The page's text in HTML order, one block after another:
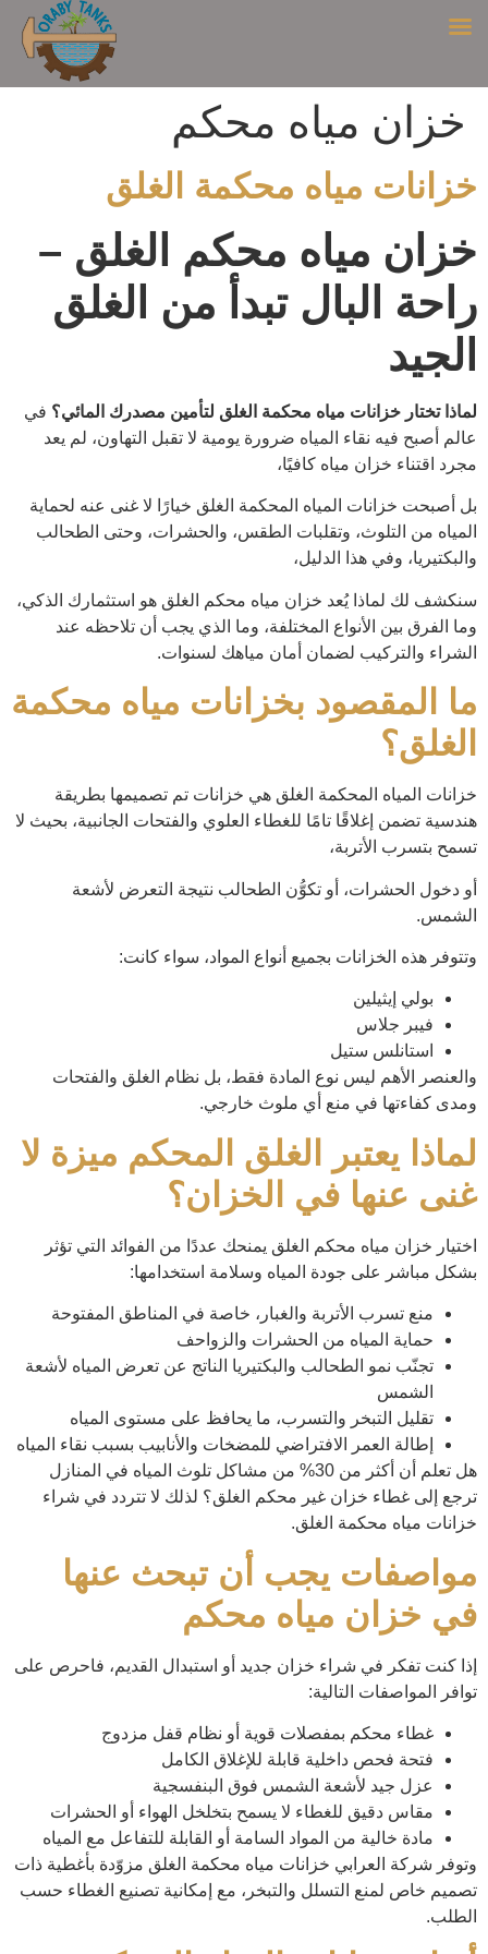
خزان مياه محكم
خزانات مياه محكمة الغلق
خزان مياه محكم الغلق –
راحة البال تبدأ من الغلق
الجيد
لماذا تختار خزانات مياه محكمة الغلق لتأمين مصدرك المائي؟ في
عالم أصبح فيه نقاء المياه ضرورة يومية لا تقبل التهاون، لم يعد
مجرد اقتناء خزان مياه كافيًا،
بل أصبحت خزانات المياه المحكمة الغلق خيارًا لا غنى عنه لحماية
المياه من التلوث، وتقلبات الطقس، والحشرات، وحتى الطحالب
والبكتيريا، وفي هذا الدليل،
سنكشف لك لماذا يُعد خزان مياه محكم الغلق هو استثمارك الذكي،
وما الفرق بين الأنواع المختلفة، وما الذي يجب أن تلاحظه عند
الشراء والتركيب لضمان أمان مياهك لسنوات.
ما المقصود بخزانات مياه محكمة
الغلق؟
خزانات المياه المحكمة الغلق هي خزانات تم تصميمها بطريقة
هندسية تضمن إغلاقًا تامًا للغطاء العلوي والفتحات الجانبية، بحيث لا
تسمح بتسرب الأتربة،
أو دخول الحشرات، أو تكوُّن الطحالب نتيجة التعرض لأشعة
الشمس.
وتتوفر هذه الخزانات بجميع أنواع المواد، سواء كانت:
بولي إيثيلين
فيبر جلاس
استانلس ستيل
والعنصر الأهم ليس نوع المادة فقط، بل نظام الغلق والفتحات
ومدى كفاءتها في منع أي ملوث خارجي.
لماذا يعتبر الغلق المحكم ميزة لا
غنى عنها في الخزان؟
اختيار خزان مياه محكم الغلق يمنحك عددًا من الفوائد التي تؤثر
بشكل مباشر على جودة المياه وسلامة استخدامها:
منع تسرب الأتربة والغبار، خاصة في المناطق المفتوحة
حماية المياه من الحشرات والزواحف
تجنّب نمو الطحالب والبكتيريا الناتج عن تعرض المياه لأشعة
الشمس
تقليل التبخر والتسرب، ما يحافظ على مستوى المياه
إطالة العمر الافتراضي للمضخات والأنابيب بسبب نقاء المياه
هل تعلم أن أكثر من 30% من مشاكل تلوث المياه في المنازل
ترجع إلى غطاء خزان غير محكم الغلق؟ لذلك لا تتردد في شراء
خزانات مياه محكمة الغلق.
مواصفات يجب أن تبحث عنها
في خزان مياه محكم
إذا كنت تفكر في شراء خزان جديد أو استبدال القديم، فاحرص على
توافر المواصفات التالية:
غطاء محكم بمفصلات قوية أو نظام قفل مزدوج
فتحة فحص داخلية قابلة للإغلاق الكامل
عزل جيد لأشعة الشمس فوق البنفسجية
مقاس دقيق للغطاء لا يسمح بتخلخل الهواء أو الحشرات
مادة خالية من المواد السامة أو القابلة للتفاعل مع المياه
وتوفر شركة العرابي خزانات مياه محكمة الغلق مزوّدة بأغطية ذات
تصميم خاص لمنع التسلل والتبخر، مع إمكانية تصنيع الغطاء حسب
الطلب.